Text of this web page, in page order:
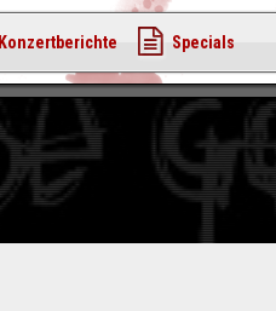
Konzertberichte Specials